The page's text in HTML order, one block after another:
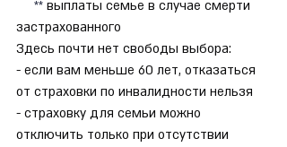
** выплаты семье в случае смерти
застрахованного
Здесь почти нет свободы выбора:
- если вам меньше 60 лет, отказаться
от страховки по инвалидности нельзя
- страховку для семьи можно
отключить только при отсутствии